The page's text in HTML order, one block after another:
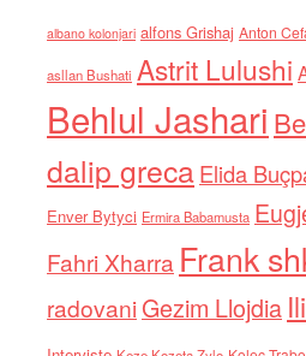
albano kolonjari alfons Grishaj Anton
asllan Bushati Astrit Lulushi
Behlul Jashari
dalip grecaElida
Enver Bytyci Ermira Babamusta
Fahri Xharra Frank
radovaniGezim Llojdia